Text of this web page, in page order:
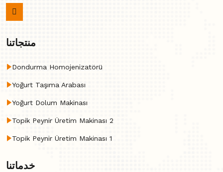
منتجاتنا
Dondurma Homojenizatörü
Yoğurt Taşıma Arabası
Yoğurt Dolum Makinası
Topik Peynir Üretim Makinası 2
Topik Peynir Üretim Makinası 1
خدماتنا